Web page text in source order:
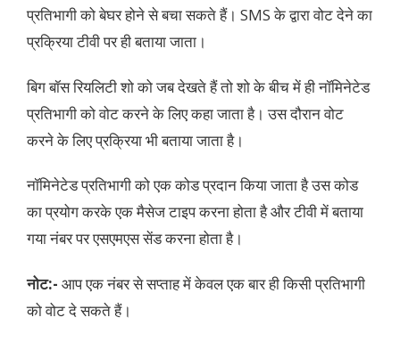
प्रतिभागी को बेघर होने से बचा सकते हैं। SMS के द्वारा वोट देने का
प्रक्रिया टीवी पर ही बताया जाता।
बिग बॉस रियलिटी शो को जब देखते हैं तो शो के बीच में ही नॉमिनेटेड
प्रतिभागी को वोट करने के लिए कहा जाता है। उस दौरान वोट
करने के लिए प्रक्रिया भी बताया जाता है।
नॉमिनेटेड प्रतिभागी को एक कोड प्रदान किया जाता है उस कोड
का प्रयोग करके एक मैसेज टाइप करना होता है और टीवी में बताया
गया नंबर पर एसएमएस सेंड करना होता है।
नोट:- आप एक नंबर से सप्ताह में केवल एक बार ही किसी प्रतिभागी
को वोट दे सकते हैं।